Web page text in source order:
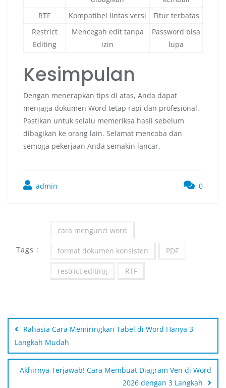
RTF
Kompatibel lintas versi
Fitur terbatas
Restrict
Editing
Mencegah edit tanpa
izin
Password bisa
lupa
Kesimpulan
Dengan menerapkan tips di atas, Anda dapat
menjaga dokumen Word tetap rapi dan profesional.
Pastikan untuk selalu memeriksa hasil sebelum
dibagikan ke orang lain. Selamat mencoba dan
semoga pekerjaan Anda semakin lancar.
admin 0
Tags :
cara mengunci word
format dokumen konsisten PDF
restrict editing RTF
Rahasia Cara Memiringkan Tabel di Word Hanya 3
Langkah Mudah
Akhirnya Terjawab! Cara Membuat Diagram Ven di Word
2026 dengan 3 Langkah